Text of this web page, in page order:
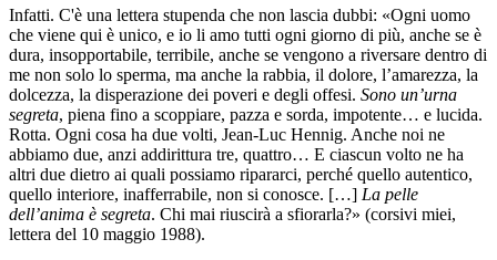
Infatti. C'è una lettera stupenda che non lascia dubbi: «Ogni uomo
che viene qui è unico, e io li amo tutti ogni giorno di più, anche se è
dura, insopportabile, terribile, anche se vengono a riversare dentro di
me non solo lo sperma, ma anche la rabbia, il dolore, l’amarezza, la
dolcezza, la disperazione dei poveri e degli offesi. Sono un’urna
segreta, piena fino a scoppiare, pazza e sorda, impotente… e lucida.
Rotta. Ogni cosa ha due volti, Jean-Luc Hennig. Anche noi ne
abbiamo due, anzi addirittura tre, quattro… E ciascun volto ne ha
altri due dietro ai quali possiamo ripararci, perché quello autentico,
quello interiore, inafferrabile, non si conosce. […] La pelle
dell’anima è segreta. Chi mai riuscirà a sfiorarla?» (corsivi miei,
lettera del 10 maggio 1988).